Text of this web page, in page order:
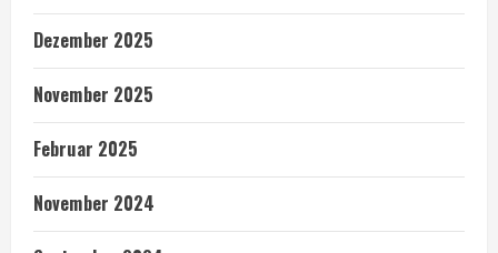
Dezember 2025
November 2025
Februar 2025
November 2024